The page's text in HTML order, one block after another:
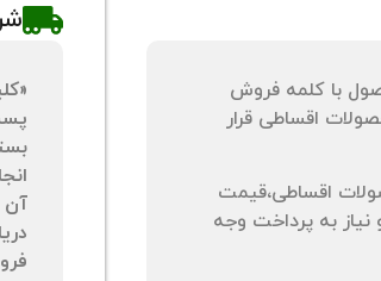
با کلمه فروش
اقساطی قرار
اقساطی،قیمت
نیاز به پرداخت وجه
آن